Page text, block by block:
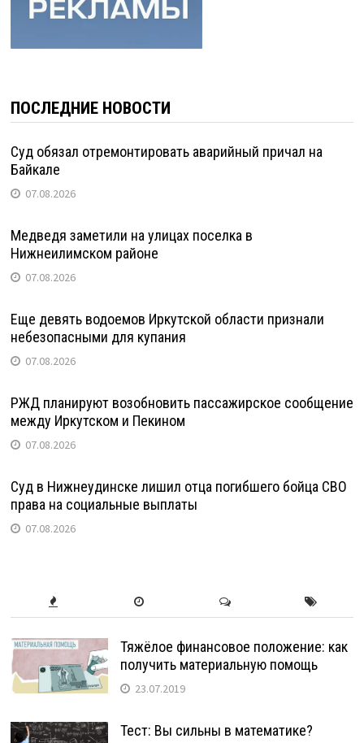
ПОСЛЕДНИЕ НОВОСТИ
Суд обязал отремонтировать аварийный причал на
Байкале
07.08.2026
Медведя заметили на улицах поселка в
Нижнеилимском районе
07.08.2026
Еще девять водоемов Иркутской области признали
небезопасными для купания
07.08.2026
РЖД планируют возобновить пассажирское сообщение
между Иркутском и Пекином
07.08.2026
Суд в Нижнеудинске лишил отца погибшего бойца СВО
права на социальные выплаты
07.08.2026
Тяжёлое финансовое положение: как
получить материальную помощь
23.07.2019
Тест: Вы сильны в математике?